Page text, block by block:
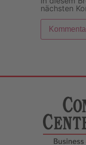
nächsten